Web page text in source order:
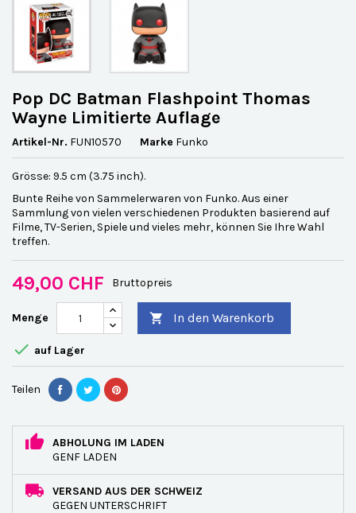
Pop DC Batman Flashpoint Thomas
Wayne Limitierte Auflage
Artikel-Nr. FUN10570 Marke Funko
Grösse: 9.5 cm (3.75 inch).
Bunte Reihe von Sammelerwaren von Funko. Aus einer
Sammlung von vielen verschiedenen Produkten basierend auf
Filme, TV-Serien, Spiele und vieles mehr, können Sie Ihre Wahl
treffen.
49,00 CHF Bruttopreis
Menge  In den Warenkorb
 auf Lager
Teilen
ABHOLUNG IM LADEN
GENF LADEN
VERSAND AUS DER SCHWEIZ
GEGEN UNTERSCHRIFT